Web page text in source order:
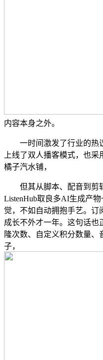
内容本身之外。
一时间激发了行业的热议
上线了双人播客模式，也采
橘子汽水铺，
但其从脚本、配音到剪辑
ListenHub取良多AI生成产
觉，不如自动拥抱手艺。订
成长不外才一年。这句话也
隆次数、自定义积分数量
子，